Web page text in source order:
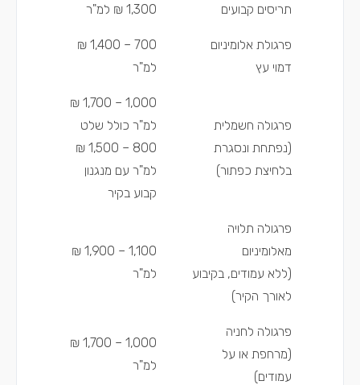
תריסים קבועים
1,300 ₪ למ"ר
פרגולת אלומיניום
דמוי עץ
700 – 1,400 ₪
למ"ר
פרגולה חשמלית
(נפתחת ונסגרת
בלחיצת כפתור)
1,000 – 1,700 ₪
למ"ר כולל שלט
800 – 1,500 ₪
למ"ר עם מנגנון
קבוע בקיר
פרגולה תלויה
מאלומיניום
(ללא עמודים, בקיבוע
לאורך הקיר)
1,100 – 1,900 ₪
למ"ר
פרגולה לחניה
(מרחפת או על
עמודים)
1,000 – 1,700 ₪
למ"ר